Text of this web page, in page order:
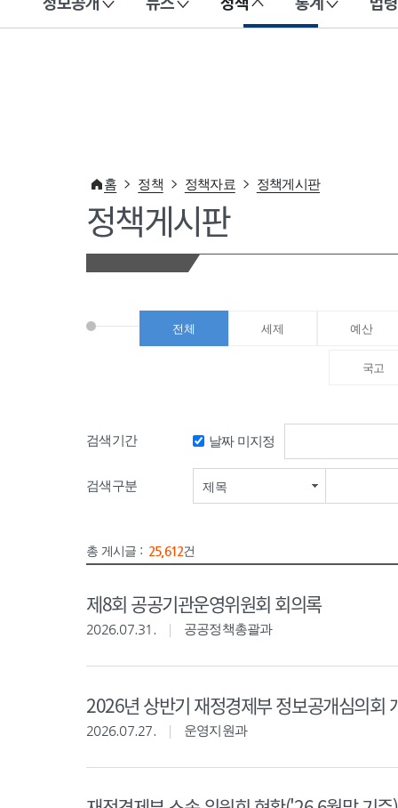
이 누리집은 대한민국 공식 전자정부 누리집입니다.
홈 정책 정책자료 정책게시판
정책게시판
전체 세제 예산
국고
검색기간 날짜 미지정
검색구분 제목
총 게시글 : 25,612건
제8회 공공기관운영위원회 회의록
2026.07.31. 공공정책총괄과
2026년 상반기 재정경제부 정보공개심의회
2026.07.27. 운영지원과